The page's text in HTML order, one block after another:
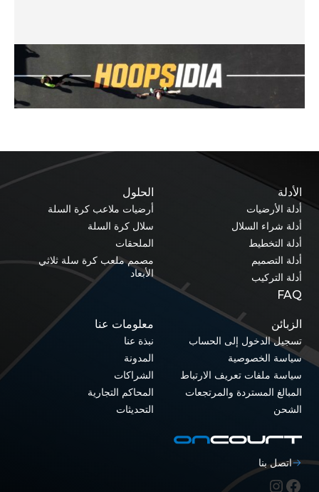
الحلول
أرضيات ملاعب كرة السلة
سلال كرة السلة
الملحقات
مصمم ملعب كرة سلة ثلاثي
الأبعاد
الأدلة
أدلة الأرضيات
أدلة شراء السلال
أدلة التخطيط
أدلة التصميم
أدلة التركيب
FAQ
الزبائن
تسجيل الدخول إلى الحساب
سياسة الخصوصية
سياسة ملفات تعريف الارتباط
المبالغ المستردة والمرتجعات
الشحن
معلومات عنا
نبذة عنا
المدونة
الشراكات
المحاكم التجارية
التحديثات
اتصل بنا
فيسبوك
إنستغرام